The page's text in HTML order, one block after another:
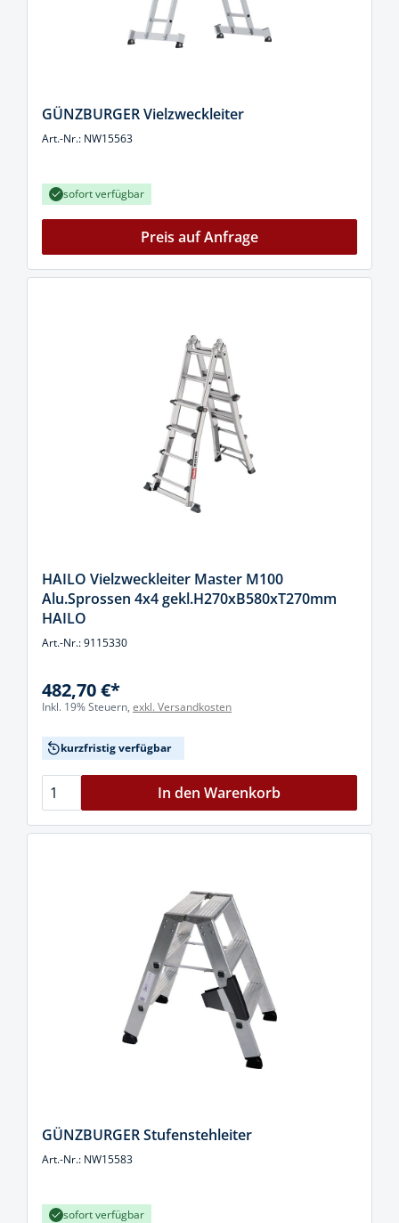
GÜNZBURGER Vielzweckleiter
Art.-Nr.: NW15563
sofort verfügbar
Preis auf Anfrage
HAILO Vielzweckleiter Master M100
Alu.Sprossen 4x4 gekl.H270xB580xT270mm
HAILO
Art.-Nr.: 9115330
482,70 €*
Inkl. 19% Steuern, exkl. Versandkosten
kurzfristig verfügbar
In den Warenkorb
GÜNZBURGER Stufenstehleiter
Art.-Nr.: NW15583
sofort verfügbar